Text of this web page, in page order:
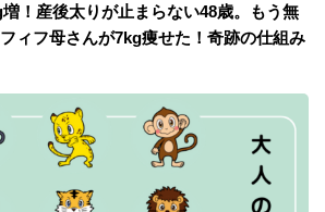
！産後太りが止まらない48歳。もう無
ィフ母さんが7kg痩せた！奇跡の仕組み